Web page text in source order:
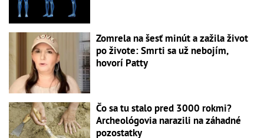
Zomrela na šesť minút a zažila život
po živote: Smrti sa už nebojím,
hovorí Patty
Čo sa tu stalo pred 3000 rokmi?
Archeológovia narazili na záhadné
pozostatky